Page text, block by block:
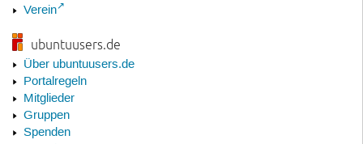
Verein
ubuntuusers.de
Über ubuntuusers.de
Portalregeln
Mitglieder
Gruppen
Spenden